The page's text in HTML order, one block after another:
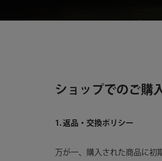
ショップでのご購
1. 返品・交換ポリシー
万が一、購入された商品に初